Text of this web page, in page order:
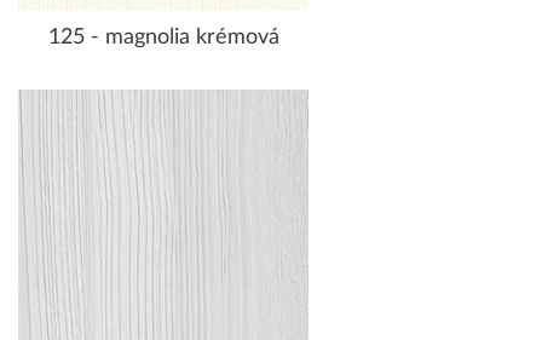
125 - magnolia krémová